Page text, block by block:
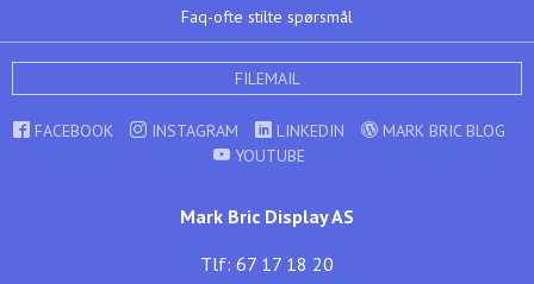
Faq-ofte stilte spørsmål
FILEMAIL
FACEBOOK INSTAGRAM LINKEDIN
MARK BRIC BLOG
YOUTUBE
Mark Bric Display AS
Tlf: 67 17 18 20